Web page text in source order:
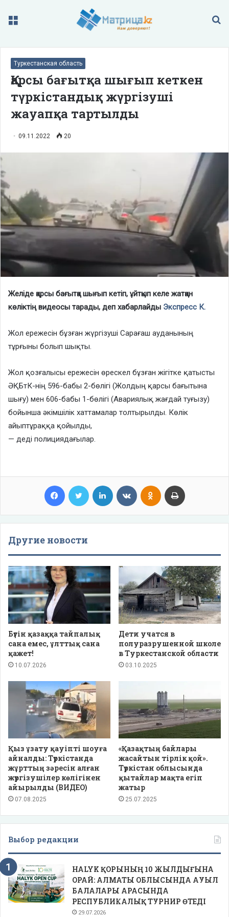
Меню
Туркестанская область
Қарсы бағытқа шығып кеткен
түркістандық жүргізуші
жауапқа тартылды
09.11.2022 20
Желіде қарсы бағытқа шығып кетіп, ұйтқып келе жатқан
көліктің видеосы тарады, деп хабарлайды Экспресс К.
Жол ережесін бұзған жүргізуші Сарағаш ауданының
тұрғыны болып шықты.
Жол қозғалысы ережесін өрескел бұзған жігітке қатысты
ӘҚБтК-нің 596-бабы 2-бөлігі (Жолдың қарсы бағытына
шығу) мен 606-бабы 1-бөлігі (Авариялық жағдай туғызу)
бойынша әкімшілік хаттамалар толтырылды. Көлік
айыптұраққа қойылды,
— деді полициядағылар.
Facebook Twitter LinkedIn VKontakteOdnoklassniki
Другие новости
Бүгін қазаққа тайпалық
сана емес, ұлттық сана
қажет!
10.07.2026
Дети учатся в
полуразрушенной школе
в Туркестанской области
03.10.2025
Қыз ұзату қауіпті шоуға
айналды: Түркістанда
жұрттың зәресін алған
жүргізушілер көлігінен
айырылды (ВИДЕО)
07.08.2025
«Қазақтың байлары
жасайтын тірлік қой».
Түркістан облысында
қытайлар мақта егіп
жатыр
25.07.2025
Выбор редакции
HALYK ҚОРЫНЫҢ 10 ЖЫЛДЫҒЫНА
ОРАЙ: АЛМАТЫ ОБЛЫСЫНДА АУЫЛ
БАЛАЛАРЫ АРАСЫНДА
РЕСПУБЛИКАЛЫҚ ТУРНИР ӨТЕДІ
29.07.2026